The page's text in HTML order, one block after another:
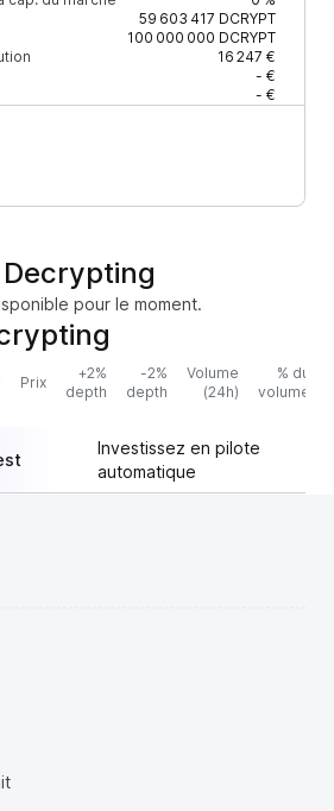
59 603 417 DCRYPT
100 000 000 DCRYPT
16 247 €
- €
- €
pour le moment.
Prix
+2%
depth
-2%
depth
Volume
(24h)
% du
volume
Investissez en pilote
automatique